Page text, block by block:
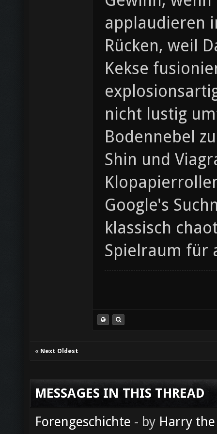
applaudieren
Rücken, weil
Kekse
nicht lustig
Bodennebel
Shin und
Google's
klassisch
Spielraum für
« Next Oldest
MESSAGES IN THIS THREAD
Forengeschichte - by Harry